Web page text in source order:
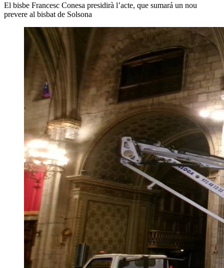
El bisbe Francesc Conesa presidirà l’acte, que sumará un nou
prevere al bisbat de Solsona